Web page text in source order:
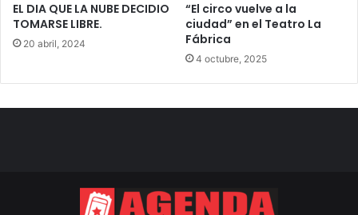
EL DIA QUE LA NUBE DECIDIO
TOMARSE LIBRE.
20 abril, 2024
“El circo vuelve a la
ciudad” en el Teatro La
Fábrica
4 octubre, 2025